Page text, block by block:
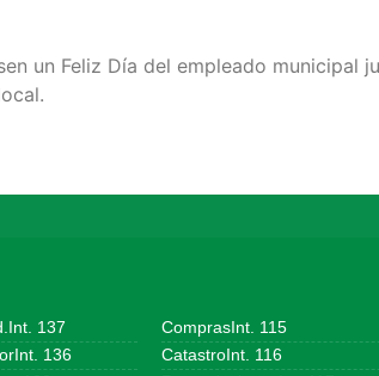
un Feliz Día del empleado municipal
137
136
ComprasInt. 115
CatastroInt. 116